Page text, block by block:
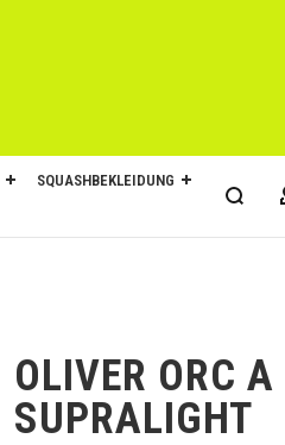
SQUASHBEKLEIDUNG
OLIVER ORC A
SUPRALIGHT